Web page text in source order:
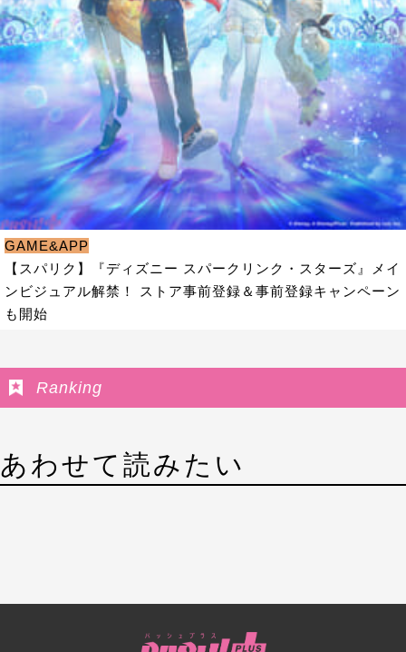
GAME&APP
【スパリク】『ディズニー スパークリンク・スターズ』メイ
ンビジュアル解禁！ ストア事前登録＆事前登録キャンペーン
も開始
Ranking
あわせて読みたい